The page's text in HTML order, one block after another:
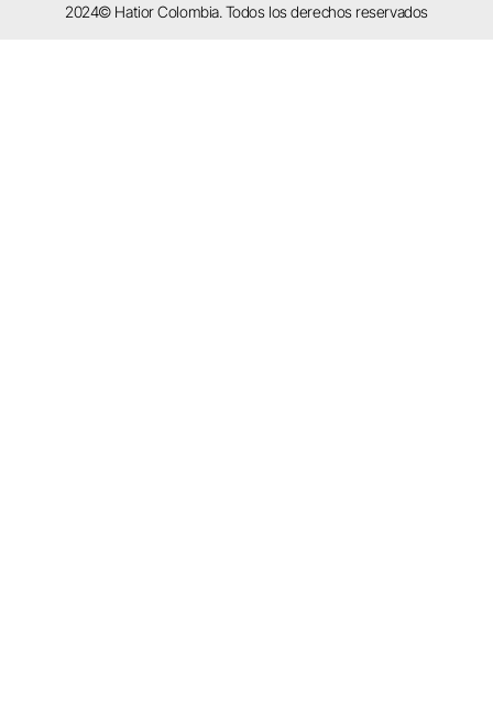
2024© Hatior Colombia. Todos los derechos reservados